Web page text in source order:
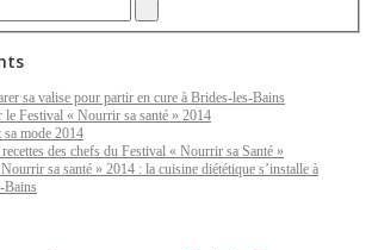
sa valise pour partir en cure à Brides-les-Bains
le Festival « Nourrir sa santé » 2014
mode 2014
recettes des chefs du Festival « Nourrir sa Santé »
sa santé » 2014 : la cuisine diététique s’installe à
Bains